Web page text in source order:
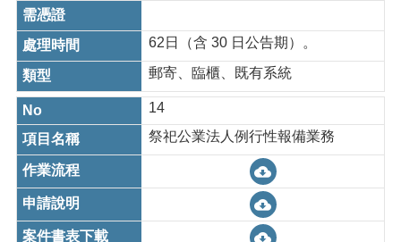
62日（含 30 日公告期）。
郵寄、臨櫃、既有系統
14
祭祀公業法人例行性報備業務